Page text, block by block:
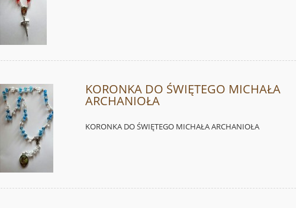
KORONKA DO ŚWIĘTEGO MICHAŁA
ARCHANIOŁA
KORONKA DO ŚWIĘTEGO MICHAŁA ARCHANIOŁA